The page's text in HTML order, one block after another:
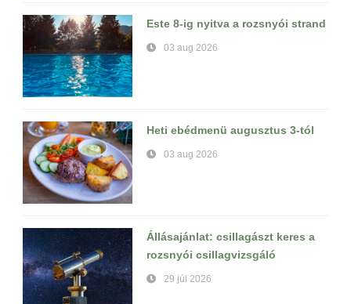
Este 8-ig nyitva a rozsnyói strand
03 aug 2026
Heti ebédmenü augusztus 3-tól
03 aug 2026
Állásajánlat: csillagászt keres a
rozsnyói csillagvizsgáló
29 júl 2026